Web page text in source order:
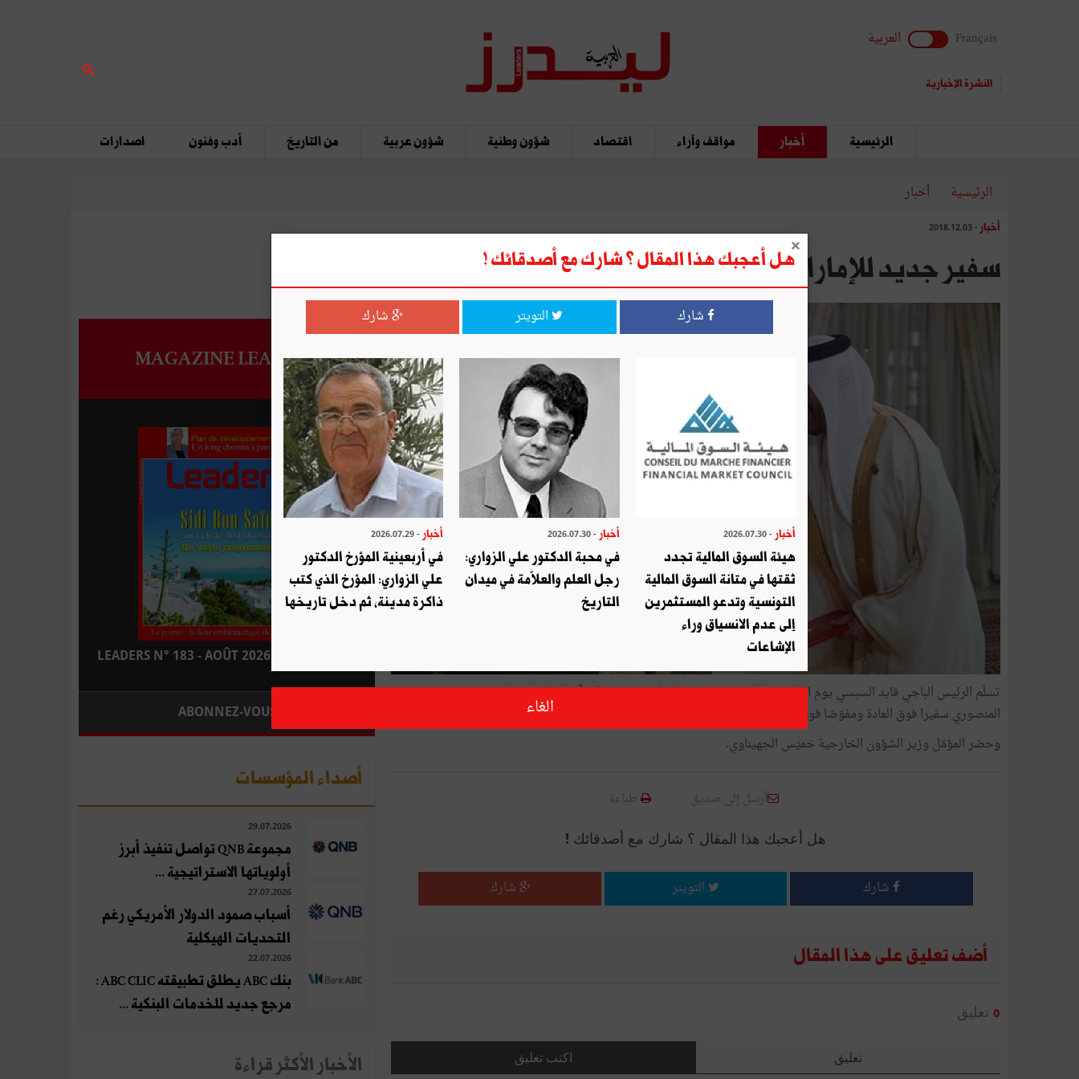
Français العربية
النشرة الإخبارية
الرئيسية أخبار مواقف وآراء اقتصاد شؤون وطنية شؤون عربية من التاريخ أدب وفنون اصدارات
الرئيسية أخبار
أخبار - 2018.12.03
سفير جديد للإمارات بتونس
تسلّم الرئيس الباجي قايد السبسي يوم الإثنين خلال موكب رسمي انتظم بقصر قرطاج أوراق اعتماد راشد محمّد جمعة
المنصوري سفيرا فوق العادة ومفوّضا فوق العادة مفوّضا لدولة الإمارات العربية المتّحدة بتونس.
وحضر المؤمّل وزير الشؤون الخارجية خميّس الجهيناوي.
أرسل إلى صديق طباعة
هل أعجبك هذا المقال ؟ شارك مع أصدقائك !
شارك التويتر شارك
أضف تعليق على هذا المقال
0 تعليق
اكتب تعليق تعليق
MAGAZINE LEADERS
LEADERS N° 183 - AOÛT 2026 : EN KIOSQUE
ABONNEZ-VOUS
أصداء المؤسسات
29.07.2026
مجموعة QNB تواصل تنفيذ أبرز
أولوياتها الاستراتيجية ...
27.07.2026
أسباب صمود الدولار الأمريكي رغم
التحديات الهيكلية
22.07.2026
بنك ABC يطلق تطبيقته ABC CLIC :
مرجع جديد للخدمات البنكية ...
الأخبار الأكثر قراءة
هل أعجبك هذا المقال ؟ شارك مع أصدقائك !
شارك التويتر شارك
أخبار - 2026.07.30
هيئة السوق المالية تجدد
ثقتها في متانة السوق المالية
التونسية وتدعو المستثمرين
إلى عدم الانسياق وراء
الإشاعات
أخبار - 2026.07.30
في محبة الدكتور علي الزواري:
رجل العلم والعلاّمة في ميدان
التاريخ
أخبار - 2026.07.29
في أربعينية المؤرخ الدكتور
علي الزواري: المؤرخ الذي كتب
ذاكرة مدينة، ثم دخل تاريخها
الغاء